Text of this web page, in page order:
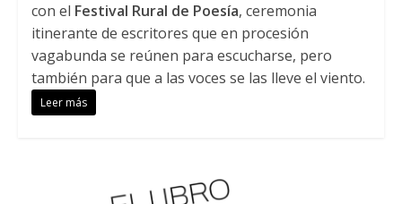
con el Festival Rural de Poesía, ceremonia
itinerante de escritores que en procesión
vagabunda se reúnen para escucharse, pero
también para que a las voces se las lleve el viento.
Leer más